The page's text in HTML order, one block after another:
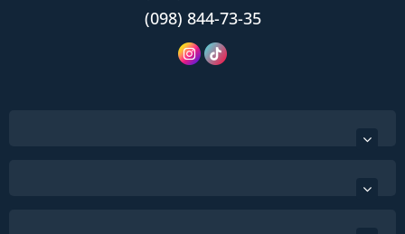
(098) 844-73-35